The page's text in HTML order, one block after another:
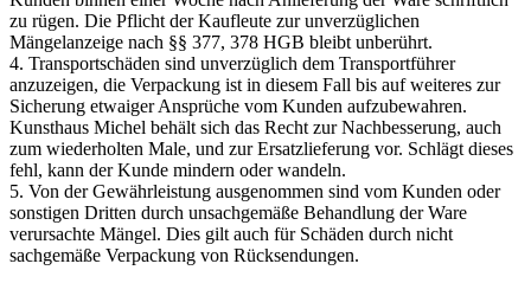
zu rügen. Die Pflicht der Kaufleute zur unverzüglichen
Mängelanzeige nach §§ 377, 378 HGB bleibt unberührt.
4. Transportschäden sind unverzüglich dem Transportführer
anzuzeigen, die Verpackung ist in diesem Fall bis auf weiteres zur
Sicherung etwaiger Ansprüche vom Kunden aufzubewahren.
Kunsthaus Michel behält sich das Recht zur Nachbesserung, auch
zum wiederholten Male, und zur Ersatzlieferung vor. Schlägt dieses
fehl, kann der Kunde mindern oder wandeln.
5. Von der Gewährleistung ausgenommen sind vom Kunden oder
sonstigen Dritten durch unsachgemäße Behandlung der Ware
verursachte Mängel. Dies gilt auch für Schäden durch nicht
sachgemäße Verpackung von Rücksendungen.